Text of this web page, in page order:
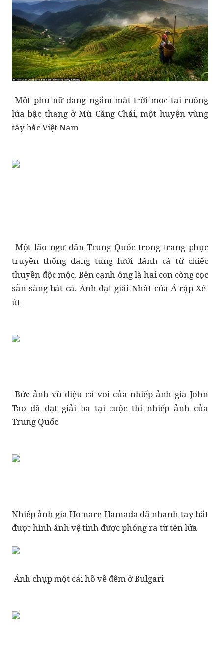
Một phụ nữ đang ngắm mặt trời mọc tại ruộng
lúa bậc thang ở Mù Căng Chải, một huyện vùng
tây bắc Việt Nam
Một lão ngư dân Trung Quốc trong trang phục
truyền thống đang tung lưới đánh cá từ chiếc
thuyền độc mộc. Bên cạnh ông là hai con còng cọc
sẵn sàng bắt cá. Ảnh đạt giải Nhất của Ả-rập Xê-
út
Bức ảnh vũ điệu cá voi của nhiếp ảnh gia John
Tao đã đạt giải ba tại cuộc thi nhiếp ảnh của
Trung Quốc
Nhiếp ảnh gia Homare Hamada đã nhanh tay bắt
được hình ảnh vệ tinh được phóng ra từ tên lửa
Ảnh chụp một cái hồ về đêm ở Bulgari